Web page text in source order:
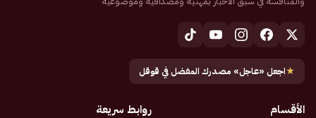
★اجعل «عاجل» مصدرك المفضل في قوقل
الأقسام روابط سريعة